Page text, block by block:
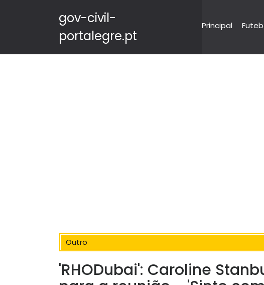
gov-civil-
portalegre.pt
Principal
Outro
'RHODubai': Caroline